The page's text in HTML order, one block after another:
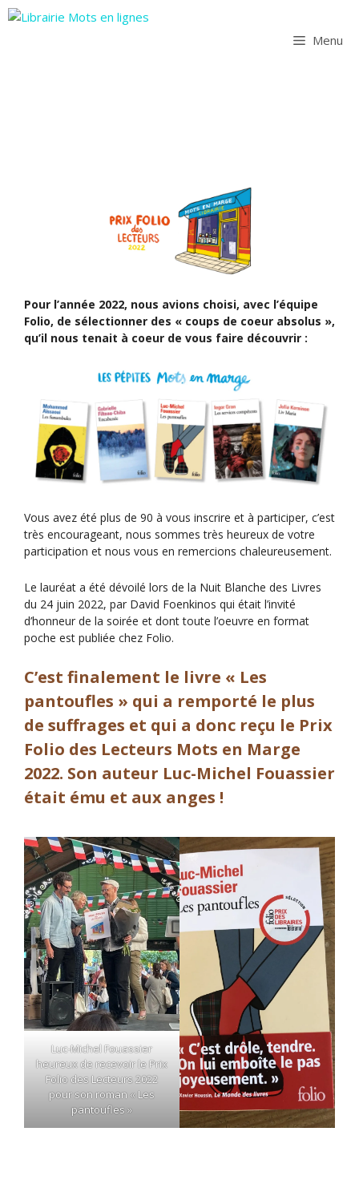
Aller
au
Menu
Pour l’année 2022, nous avions choisi, avec l’équipe
Folio, de sélectionner des « coups de coeur absolus »,
qu’il nous tenait à coeur de vous faire découvrir :
Vous avez été plus de 90 à vous inscrire et à participer, c’est
très encourageant, nous sommes très heureux de votre
participation et nous vous en remercions chaleureusement.
Le lauréat a été dévoilé lors de la Nuit Blanche des Livres
du 24 juin 2022, par David Foenkinos qui était l’invité
d’honneur de la soirée et dont toute l’oeuvre en format
poche est publiée chez Folio.
C’est finalement le livre « Les
pantoufles » qui a remporté le plus
de suffrages et qui a donc reçu le Prix
Folio des Lecteurs Mots en Marge
2022. Son auteur Luc-Michel Fouassier
était ému et aux anges !
Luc-Michel Fouassier
heureux de recevoir le Prix
Folio des Lecteurs 2022
pour son roman « Les
pantoufles »